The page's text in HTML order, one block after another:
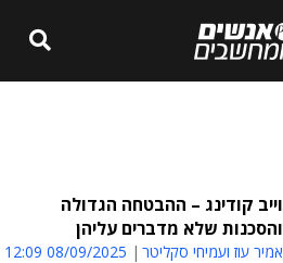
וייב קודינג – ההבטחה הגדולה
והסכנות שלא מדברים עליהן
אמיר עוז ועמיחי סקליטר 08/09/2025 12:09